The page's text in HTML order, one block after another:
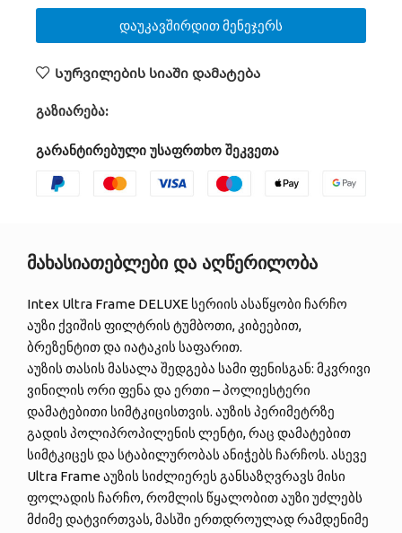
დაუკავშირდით მენეჯერს
Სურვილების სიაში დამატება
გაზიარება:
გარანტირებული უსაფრთხო შეკვეთა
მახასიათებლები და აღწერილობა
Intex Ultra Frame DELUXE სერიის ასაწყობი ჩარჩო
აუზი ქვიშის ფილტრის ტუმბოთი, კიბეებით,
ბრეზენტით და იატაკის საფარით.
აუზის თასის მასალა შედგება სამი ფენისგან: მკვრივი
ვინილის ორი ფენა და ერთი – პოლიესტერი
დამატებითი სიმტკიცისთვის. აუზის პერიმეტრზე
გადის პოლიპროპილენის ლენტი, რაც დამატებით
სიმტკიცეს და სტაბილურობას ანიჭებს ჩარჩოს. ასევე
Ultra Frame აუზის სიძლიერეს განსაზღვრავს მისი
ფოლადის ჩარჩო, რომლის წყალობით აუზი უძლებს
მძიმე დატვირთვას, მასში ერთდროულად რამდენიმე